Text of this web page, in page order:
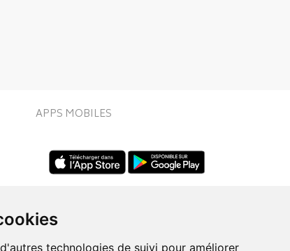
technologies de suivi pour améliorer
APPS MOBILES